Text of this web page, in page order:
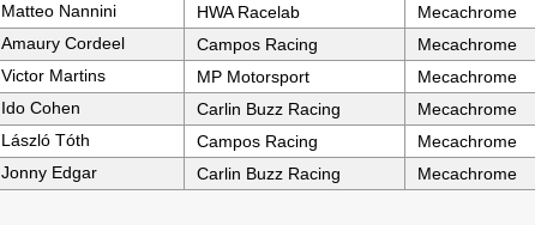
Matteo Nannini HWA Racelab Mecachrome
Amaury Cordeel Campos Racing Mecachrome
Victor Martins MP Motorsport Mecachrome
Ido Cohen Carlin Buzz Racing Mecachrome
László Tóth Campos Racing Mecachrome
Jonny Edgar Carlin Buzz Racing Mecachrome